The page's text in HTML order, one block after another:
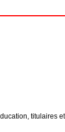
titulaires